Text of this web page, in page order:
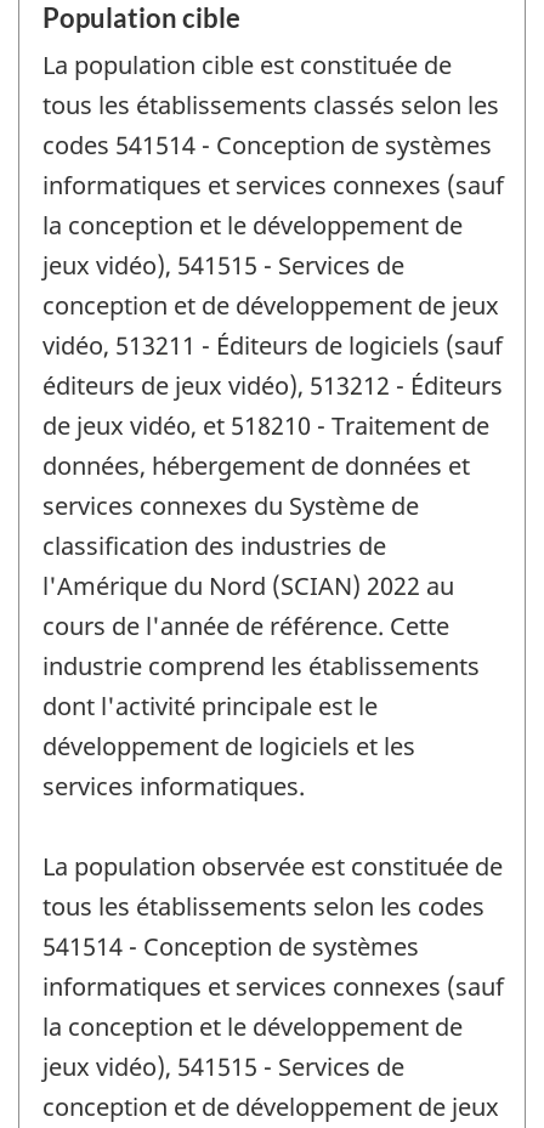
Population cible
La population cible est constituée de
tous les établissements classés selon les
codes 541514 - Conception de systèmes
informatiques et services connexes (sauf
la conception et le développement de
jeux vidéo), 541515 - Services de
conception et de développement de jeux
vidéo, 513211 - Éditeurs de logiciels (sauf
éditeurs de jeux vidéo), 513212 - Éditeurs
de jeux vidéo, et 518210 - Traitement de
données, hébergement de données et
services connexes du Système de
classification des industries de
l'Amérique du Nord (SCIAN) 2022 au
cours de l'année de référence. Cette
industrie comprend les établissements
dont l'activité principale est le
développement de logiciels et les
services informatiques.
La population observée est constituée de
tous les établissements selon les codes
541514 - Conception de systèmes
informatiques et services connexes (sauf
la conception et le développement de
jeux vidéo), 541515 - Services de
conception et de développement de jeux